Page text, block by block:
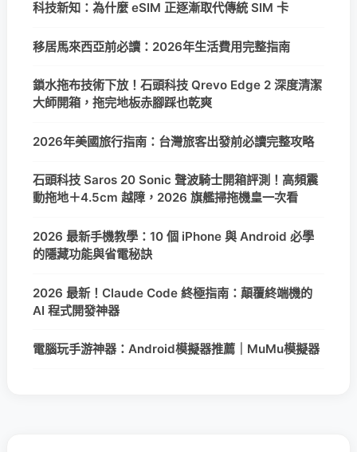
科技新知：為什麼 eSIM 正逐漸取代傳統 SIM 卡
移居馬來西亞前必讀：2026年生活費用完整指南
鎖水拖布技術下放！石頭科技 Qrevo Edge 2 深度清潔
大師開箱，拖完地板赤腳踩也乾爽
2026年美國旅行指南：台灣旅客出發前必讀完整攻略
石頭科技 Saros 20 Sonic 聲波騎士開箱評測！高頻震
動拖地＋4.5cm 越障，2026 旗艦掃拖機皇一次看
2026 最新手機教學：10 個 iPhone 與 Android 必學
的隱藏功能與省電秘訣
2026 最新！Claude Code 終極指南：顛覆終端機的
AI 程式開發神器
電腦玩手游神器：Android模擬器推薦｜MuMu模擬器